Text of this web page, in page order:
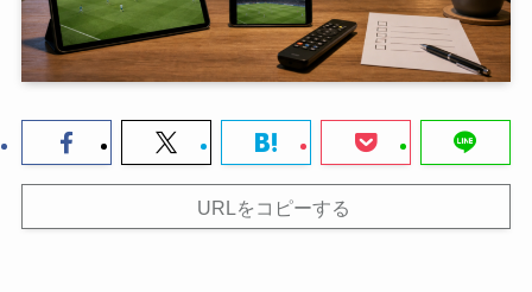
URLをコピーする